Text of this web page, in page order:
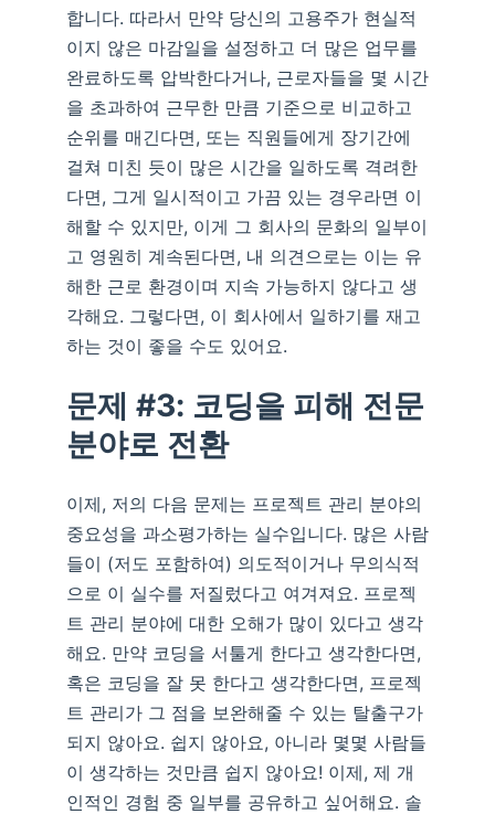
합니다. 따라서 만약 당신의 고용주가 현실적
이지 않은 마감일을 설정하고 더 많은 업무를
완료하도록 압박한다거나, 근로자들을 몇 시간
을 초과하여 근무한 만큼 기준으로 비교하고
순위를 매긴다면, 또는 직원들에게 장기간에
걸쳐 미친 듯이 많은 시간을 일하도록 격려한
다면, 그게 일시적이고 가끔 있는 경우라면 이
해할 수 있지만, 이게 그 회사의 문화의 일부이
고 영원히 계속된다면, 내 의견으로는 이는 유
해한 근로 환경이며 지속 가능하지 않다고 생
각해요. 그렇다면, 이 회사에서 일하기를 재고
하는 것이 좋을 수도 있어요.
문제 #3: 코딩을 피해 전문
분야로 전환
이제, 저의 다음 문제는 프로젝트 관리 분야의
중요성을 과소평가하는 실수입니다. 많은 사람
들이 (저도 포함하여) 의도적이거나 무의식적
으로 이 실수를 저질렀다고 여겨져요. 프로젝
트 관리 분야에 대한 오해가 많이 있다고 생각
해요. 만약 코딩을 서툴게 한다고 생각한다면,
혹은 코딩을 잘 못 한다고 생각한다면, 프로젝
트 관리가 그 점을 보완해줄 수 있는 탈출구가
되지 않아요. 쉽지 않아요, 아니라 몇몇 사람들
이 생각하는 것만큼 쉽지 않아요! 이제, 제 개
인적인 경험 중 일부를 공유하고 싶어해요. 솔